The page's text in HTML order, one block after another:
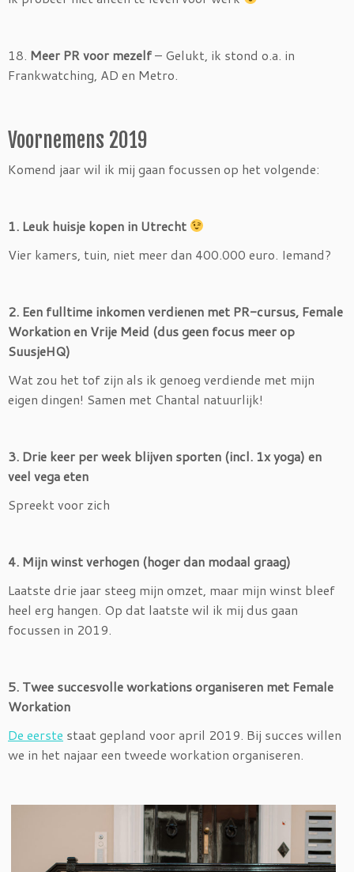
18. Meer PR voor mezelf– Gelukt, ik stond o.a. in
Frankwatching, AD en Metro.
Voornemens 2019
Komend jaar wil ik mij gaan focussen op het volgende:
1. Leuk huisje kopen in Utrecht
Vier kamers, tuin, niet meer dan 400.000 euro. Iemand?
2. Een fulltime inkomen verdienen met PR-cursus, Female
Workation en Vrije Meid (dus geen focus meer op
SuusjeHQ)
Wat zou het tof zijn als ik genoeg verdiende met mijn
eigen dingen! Samen met Chantal natuurlijk!
3. Drie keer per week blijven sporten (incl. 1x yoga) en
veel vega eten
Spreekt voor zich
4. Mijn winst verhogen (hoger dan modaal graag)
Laatste drie jaar steeg mijn omzet, maar mijn winst bleef
heel erg hangen. Op dat laatste wil ik mij dus gaan
focussen in 2019.
5. Twee succesvolle workations organiseren met Female
Workation
De eerste staat gepland voor april 2019. Bij succes willen
we in het najaar een tweede workation organiseren.